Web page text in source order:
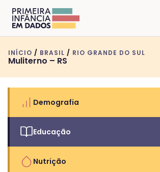
INÍCIO / BRASIL / RIO GRANDE DO SUL
Muliterno – RS
Demografia
Educação
Nutrição